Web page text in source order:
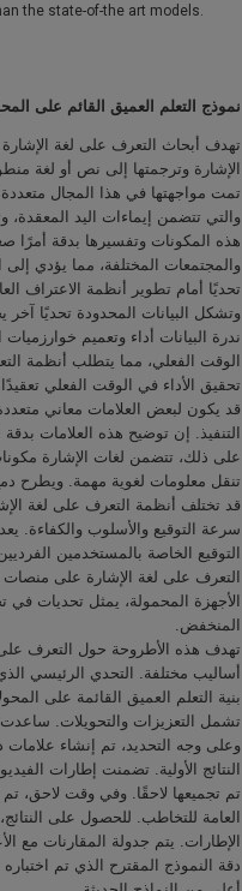
the state-of-the art models.
نموذج التعلم العميق القائم على
تهدف أبحاث التعرف على لغة الإشارة
الإشارة وترجمتها إلى نص أو لغة
تمت مواجهتها في هذا المجال متعددة
والتي تتضمن إيماءات اليد
هذه المكونات وتفسيرها بدقة أمرًا
والمجتمعات المختلفة، مما يؤدي إلى
تحديًا أمام تطوير أنظمة الاعتراف
وتشكل البيانات المحدودة تحديًا
ندرة البيانات أداء وتعميم
الوقت الفعلي، مما يتطلب أنظمة
تحقيق الأداء في الوقت الفعلي
قد يكون لبعض العلامات معاني
التنفيذ. إن توضيح هذه العلامات
على ذلك، تتضمن لغات الإشارة
تنقل معلومات لغوية مهمة. ويطرح
قد تختلف أنظمة التعرف على لغة
سرعة التوقيع والأسلوب والكفاءة.
التوقيع الخاصة بالمستخدمين
التعرف على لغة الإشارة على منصات
الأجهزة المحمولة، يمثل تحديات
المنخفض.
تهدف هذه الأطروحة حول التعرف
أساليب مختلفة. التحدي الرئيسي
بنية التعلم العميق القائمة على
تشمل التعزيزات والتحويلات. ساعدت
وعلى وجه التحديد، تم إنشاء
النتائج الأولية. تضمنت إطارات
تم تجميعها لاحقًا. وفي وقت لاحق،
العامة للتخاطب. للحصول على
الإطارات. يتم جدولة المقارنات مع